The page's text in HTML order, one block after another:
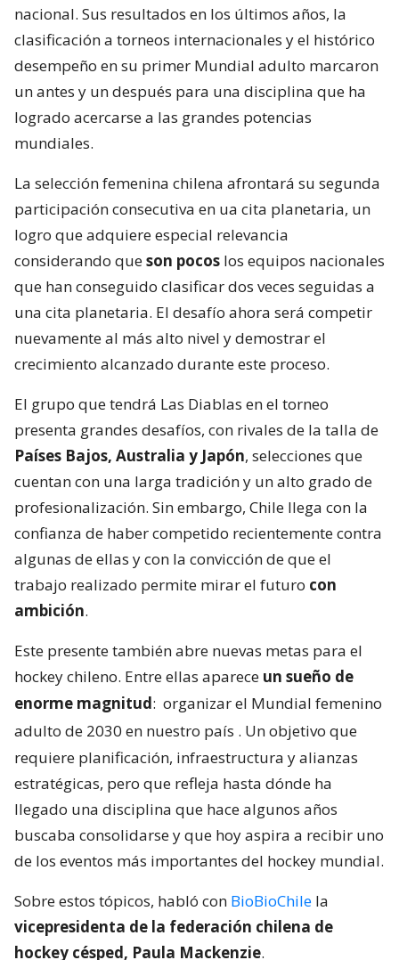
nacional. Sus resultados en los últimos años, la
clasificación a torneos internacionales y el histórico
desempeño en su primer Mundial adulto marcaron
un antes y un después para una disciplina que ha
logrado acercarse a las grandes potencias
mundiales.
La selección femenina chilena afrontará su segunda
participación consecutiva en ua cita planetaria, un
logro que adquiere especial relevancia
considerando queson pocos los equipos nacionales
que han conseguido clasificar dos veces seguidas a
una cita planetaria. El desafío ahora será competir
nuevamente al más alto nivel y demostrar el
crecimiento alcanzado durante este proceso.
El grupo que tendrá Las Diablas en el torneo
presenta grandes desafíos, con rivales de la talla de
Países Bajos, Australia y Japón, selecciones que
cuentan con una larga tradición y un alto grado de
profesionalización. Sin embargo, Chile llega con la
confianza de haber competido recientemente contra
algunas de ellas y con la convicción de que el
trabajo realizado permite mirar el futuro con
ambición.
Este presente también abre nuevas metas para el
hockey chileno. Entre ellas aparece un sueño de
enorme magnitud: organizar el Mundial femenino
adulto de 2030 en nuestro país . Un objetivo que
requiere planificación, infraestructura y alianzas
estratégicas, pero que refleja hasta dónde ha
llegado una disciplina que hace algunos años
buscaba consolidarse y que hoy aspira a recibir uno
de los eventos más importantes del hockey mundial.
Sobre estos tópicos, habló con BioBioChile la
vicepresidenta de la federación chilena de
hockey césped, Paula Mackenzie.